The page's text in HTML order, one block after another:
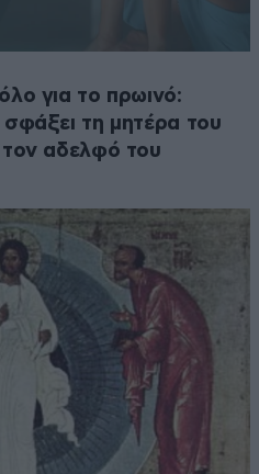
για το πρωινό:
τη μητέρα του
αδελφό του